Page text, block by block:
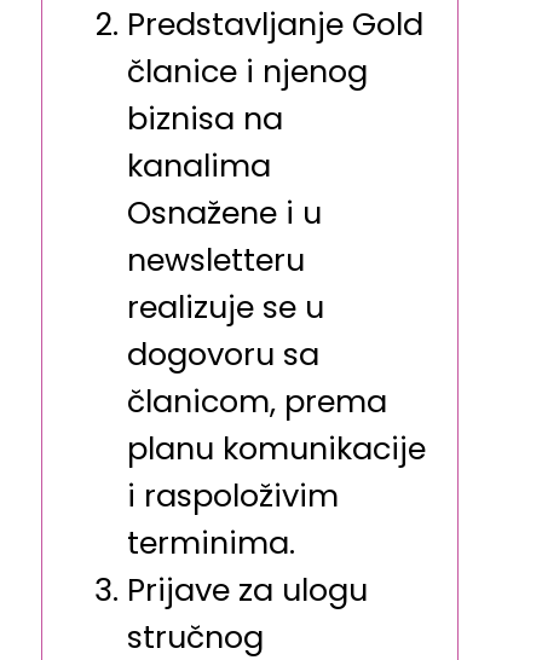
Predstavljanje Gold
članice i njenog
biznisa na
kanalima
Osnažene i u
newsletteru
realizuje se u
dogovoru sa
članicom, prema
planu komunikacije
i raspoloživim
terminima.
Prijave za ulogu
stručnog